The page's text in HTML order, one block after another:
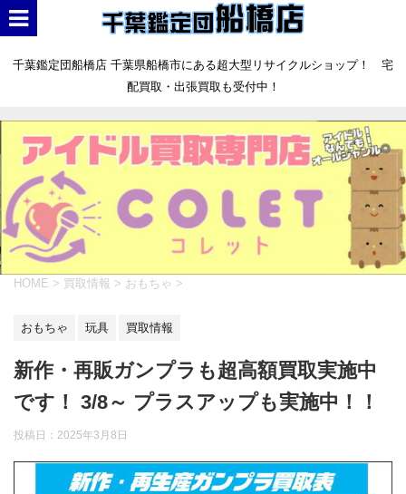
千葉鑑定団船橋店 千葉県船橋市にある超大型リサイクルショップ！ 宅
配買取・出張買取も受付中！
HOME > 買取情報 > おもちゃ >
おもちゃ 玩具 買取情報
新作・再販ガンプラも超高額買取実施中
です！ 3/8～ プラスアップも実施中！！
投稿日： 2025年3月8日